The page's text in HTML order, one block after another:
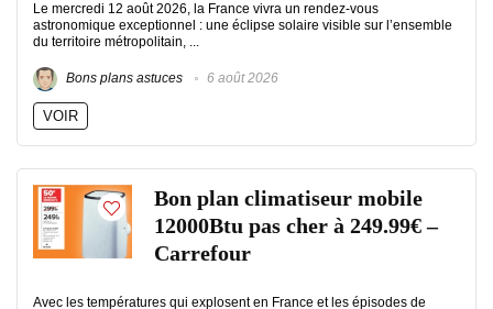
Le mercredi 12 août 2026, la France vivra un rendez-vous
astronomique exceptionnel : une éclipse solaire visible sur l’ensemble
du territoire métropolitain, ...
Bons plans astuces 6 août 2026
VOIR
Bon plan climatiseur mobile
12000Btu pas cher à 249.99€ –
Carrefour
Avec les températures qui explosent en France et les épisodes de